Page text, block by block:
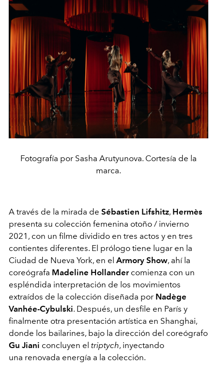
Fotografía por Sasha Arutyunova. Cortesía de la
marca.
A través de la mirada de Sébastien Lifshitz, Hermès
presenta su colección femenina otoño / invierno
2021, con un filme dividido en tres actos y en tres
contientes diferentes. El prólogo tiene lugar en la
Ciudad de Nueva York, en el Armory Show, ahí la
coreógrafa Madeline Hollander comienza con un
espléndida interpretación de los movimientos
extraídos de la colección diseñada por Nadège
Vanhée-Cybulski. Después, un desfile en París y
finalmente otra presentación artística en Shanghai,
donde los bailarines, bajo la dirección del coreógrafo
Gu Jiani concluyen el triptych, inyectando
una renovada energía a la colección.